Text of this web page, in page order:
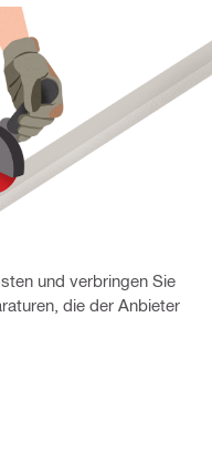
und verbringen Sie
die der Anbieter